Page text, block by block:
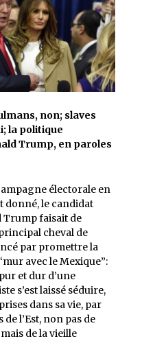
non; slaves
la politique
Trump, en paroles
électorale en
donné, le candidat
faisait de
cheval de
par promettre la
avec le Mexique”:
et dur d’une
s’est laissé séduire,
dans sa vie, par
l’Est, non pas de
de la vieille